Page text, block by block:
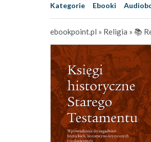
Kategorie Ebooki
ebookpoint.pl » Religia » 📚